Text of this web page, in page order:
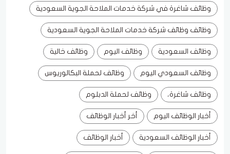
وظائف شاغرة في شركة خدمات الملاحة الجوية السعودية
وظائف وظائف شركة خدمات الملاحة الجوية السعودية
وظائف السعودية وظائف اليوم وظائف خالية
وظائف السعودي اليوم وظائف لحملة البكالوريوس
وظائف شاغرة، وظائف لحملة الدبلوم
أخبار الوظائف اليوم أخر أخبار الوظائف
أخبار الوظائف السعودية أخبار الوظائف